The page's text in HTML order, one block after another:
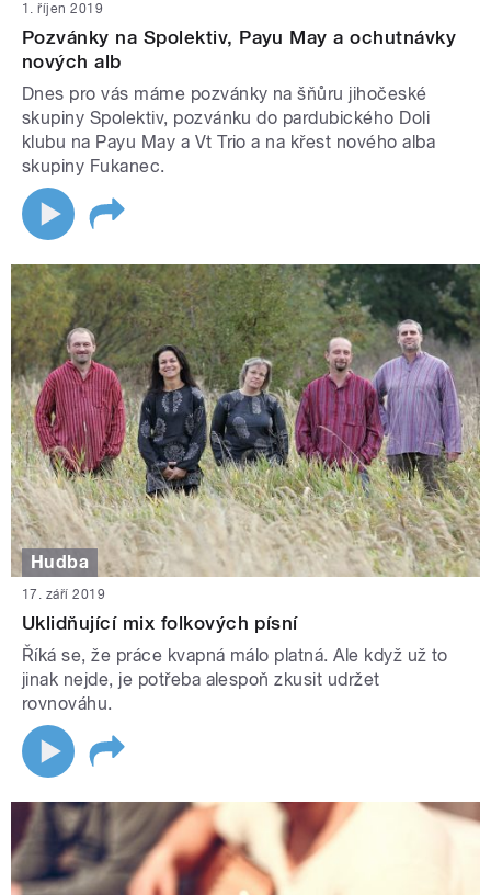
1. říjen 2019
Pozvánky na Spolektiv, Payu May a ochutnávky
nových alb
Dnes pro vás máme pozvánky na šňůru jihočeské
skupiny Spolektiv, pozvánku do pardubického Doli
klubu na Payu May a Vt Trio a na křest nového alba
skupiny Fukanec.
Hudba
17. září 2019
Uklidňující mix folkových písní
Říká se, že práce kvapná málo platná. Ale když už to
jinak nejde, je potřeba alespoň zkusit udržet
rovnováhu.